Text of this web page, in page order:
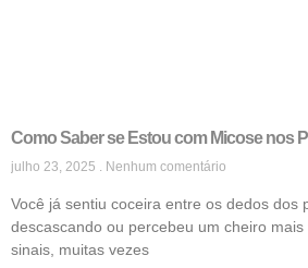
Como Saber se Estou com Micose nos
julho 23, 2025 Nenhum comentário
Você já sentiu coceira entre os dedos dos
descascando ou percebeu um cheiro
sinais, muitas vezes